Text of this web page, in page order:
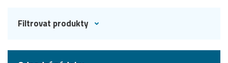
Filtrovat produkty